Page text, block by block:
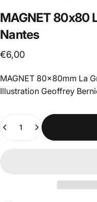
MAGNET 80x80
Nantes
€6,00
MAGNET 80x80mm La
Illustration Geoffrey
Quantity